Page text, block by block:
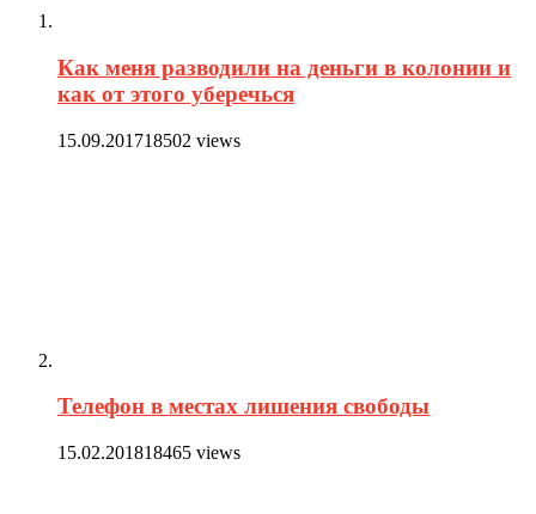
Как меня разводили на деньги в колонии и
как от этого уберечься
15.09.201718502 views
Телефон в местах лишения свободы
15.02.201818465 views